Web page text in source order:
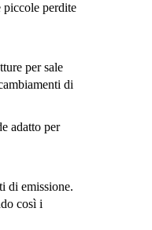
piccole perdite
per sale
di
adatto per
di emissione.
così i